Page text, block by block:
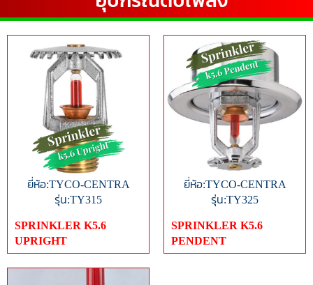
ยี่ห้อ:TYCO-CENTRA
รุ่น:TY315
SPRINKLER K5.6
UPRIGHT
ยี่ห้อ:TYCO-CENTRA
รุ่น:TY325
SPRINKLER K5.6
PENDENT